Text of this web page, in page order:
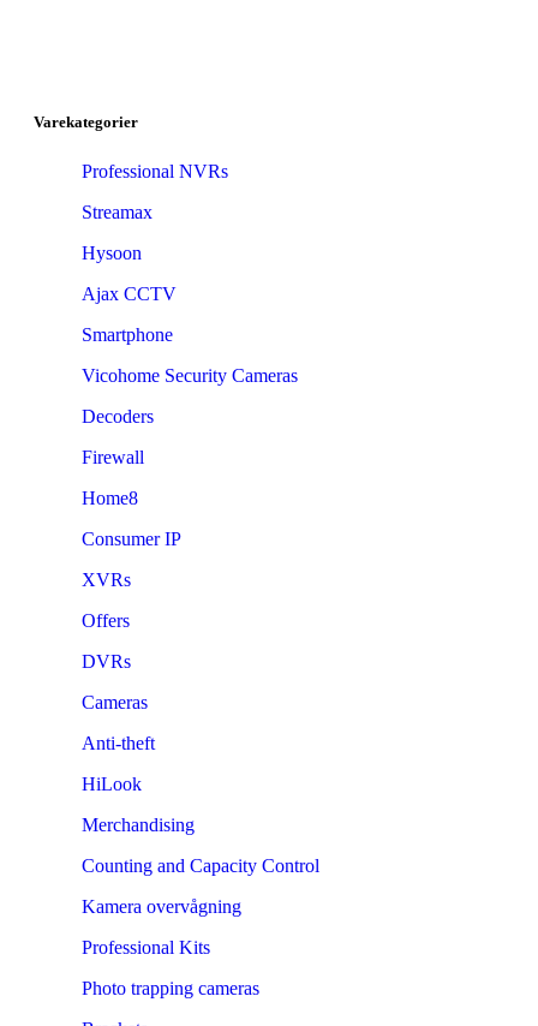
Varekategorier
Professional NVRs
Streamax
Hysoon
Ajax CCTV
Smartphone
Vicohome Security Cameras
Decoders
Firewall
Home8
Consumer IP
XVRs
Offers
DVRs
Cameras
Anti-theft
HiLook
Merchandising
Counting and Capacity Control
Kamera overvågning
Professional Kits
Photo trapping cameras